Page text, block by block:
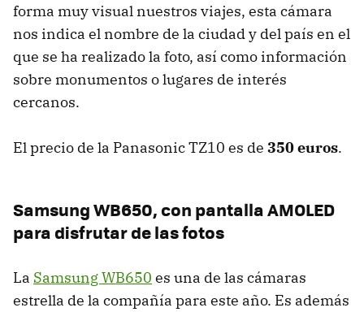
forma muy visual nuestros viajes, esta cámara
nos indica el nombre de la ciudad y del país en el
que se ha realizado la foto, así como información
sobre monumentos o lugares de interés
cercanos.
El precio de la Panasonic TZ10 es de 350 euros.
Samsung WB650, con pantallaAMOLED
para disfrutar de las fotos
La Samsung WB650 es una de las cámaras
estrella de la compañía para este año. Es además